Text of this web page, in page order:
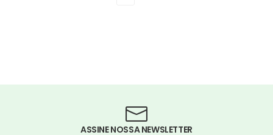
ASSINE NOSSA NEWSLETTER